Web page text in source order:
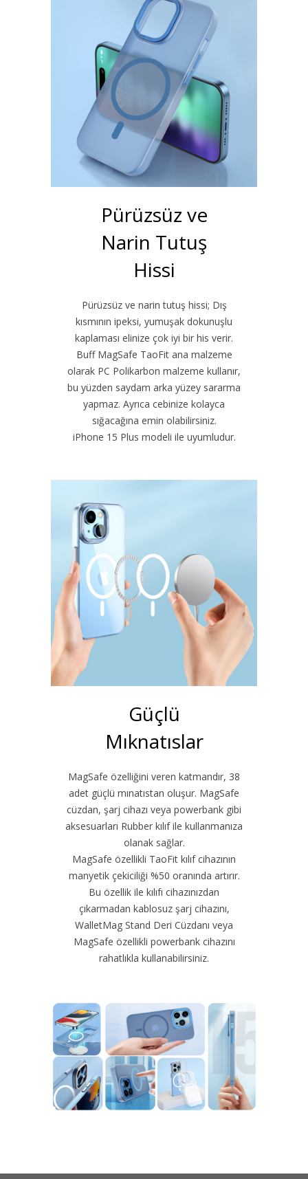
Pürüzsüz ve
Narin Tutuş
Hissi
Pürüzsüz ve narin tutuş hissi; Dış
kısmının ipeksi, yumuşak dokunuşlu
kaplaması elinize çok iyi bir his verir.
Buff MagSafe TaoFit ana malzeme
olarak PC Polikarbon malzeme kullanır,
bu yüzden saydam arka yüzey sararma
yapmaz. Ayrıca cebinize kolayca
sığacağına emin olabilirsiniz.
iPhone 15 Plus modeli ile uyumludur.
Güçlü
Mıknatıslar
MagSafe özelliğini veren katmandır, 38
adet güçlü mınatıstan oluşur. MagSafe
cüzdan, şarj cihazı veya powerbank gibi
aksesuarları Rubber kılıf ile kullanmanıza
olanak sağlar.
MagSafe özellikli TaoFit kılıf cihazının
manyetik çekiciliği %50 oranında artırır.
Bu özellik ile kılıfı cihazınızdan
çıkarmadan kablosuz şarj cihazını,
WalletMag Stand Deri Cüzdanı veya
MagSafe özellikli powerbank cihazını
rahatlıkla kullanabilirsiniz.